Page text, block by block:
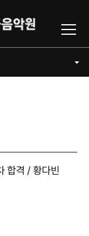
합격 / 황다빈